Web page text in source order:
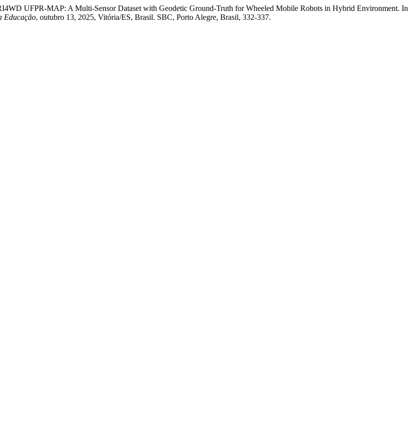
UFPR-MAP: A Multi-Sensor Dataset with Geodetic Ground-Truth for Wheeled Mobile Robots in Hybrid Environment. In
Educação, outubro 13, 2025, Vitória/ES, Brasil. SBC, Porto Alegre, Brasil, 332-337.